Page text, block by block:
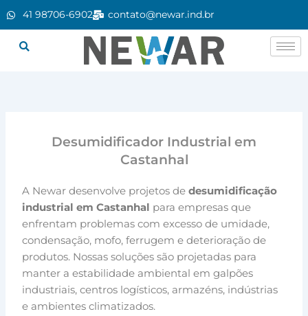
41 98706-6902 contato@newar.ind.br
Desumidificador Industrial em
Castanhal
A Newar desenvolve projetos dedesumidificação
industrial em Castanhal para empresas que
enfrentam problemas com excesso de umidade,
condensação, mofo, ferrugem e deterioração de
produtos. Nossas soluções são projetadas para
manter a estabilidade ambiental em galpões
industriais, centros logísticos, armazéns, indústrias
e ambientes climatizados.